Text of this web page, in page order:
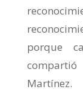
porque
Martínez.